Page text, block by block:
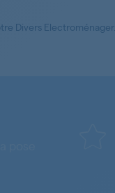
Divers Electroménager.